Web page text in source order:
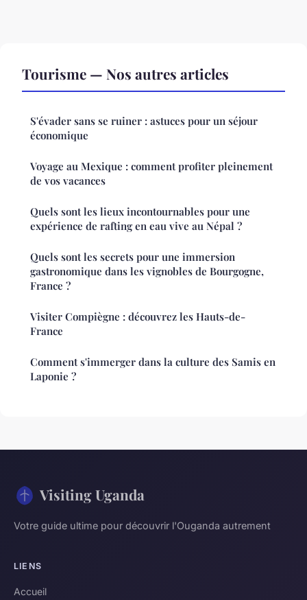
Tourisme — Nos autres articles
S'évader sans se ruiner : astuces pour un séjour
économique
Voyage au Mexique : comment profiter pleinement
de vos vacances
Quels sont les lieux incontournables pour une
expérience de rafting en eau vive au Népal ?
Quels sont les secrets pour une immersion
gastronomique dans les vignobles de Bourgogne,
France ?
Visiter Compiègne : découvrez les Hauts-de-
France
Comment s'immerger dans la culture des Samis en
Laponie ?
Visiting Uganda
Votre guide ultime pour découvrir l'Ouganda autrement
LIENS
Accueil